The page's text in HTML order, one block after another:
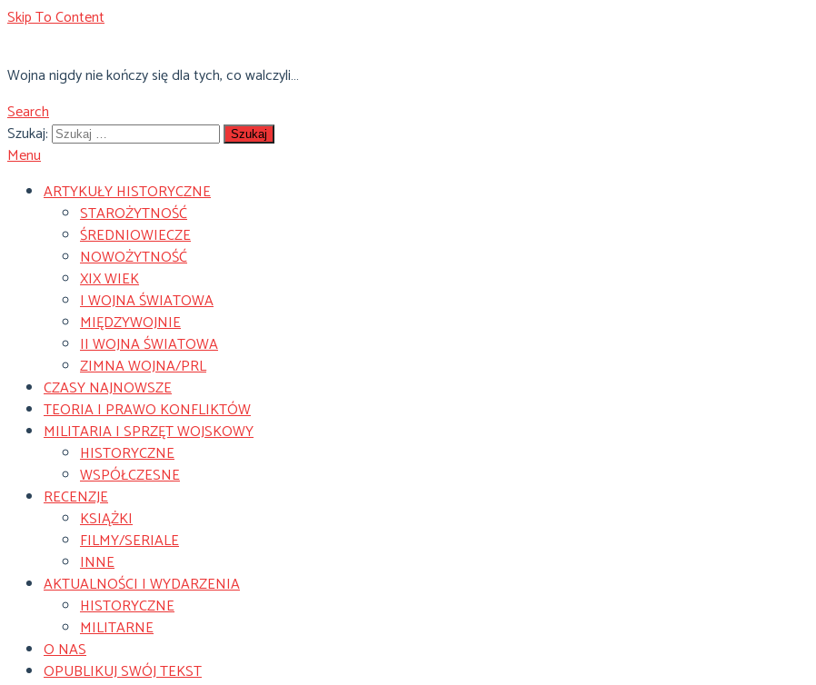
Skip To Content
Wojna nigdy nie kończy się dla tych, co walczyli…
Search
Szukaj:
Menu
ARTYKUŁY HISTORYCZNE
STAROŻYTNOŚĆ
ŚREDNIOWIECZE
NOWOŻYTNOŚĆ
XIX WIEK
I WOJNA ŚWIATOWA
MIĘDZYWOJNIE
II WOJNA ŚWIATOWA
ZIMNA WOJNA/PRL
CZASY NAJNOWSZE
TEORIA I PRAWO KONFLIKTÓW
MILITARIA I SPRZĘT WOJSKOWY
HISTORYCZNE
WSPÓŁCZESNE
RECENZJE
KSIĄŻKI
FILMY/SERIALE
INNE
AKTUALNOŚCI I WYDARZENIA
HISTORYCZNE
MILITARNE
O NAS
OPUBLIKUJ SWÓJ TEKST